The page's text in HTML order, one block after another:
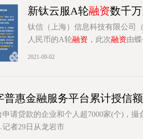
新钛云服A轮融资数千
钛信（上海）信息科技有限公司
人民币的A轮融资 ，此次融资由
2021-09-02
普惠金融服务平台累计授信
请贷款的企业和个人超7000家(个)，
者29日从龙岩市